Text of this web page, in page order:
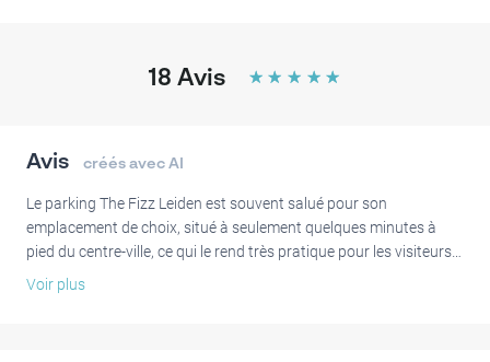
18 Avis ☆ ☆ ☆ ☆ ☆
Avis créés avec AI
Le parking The Fizz Leiden est souvent salué pour son
emplacement de choix, situé à seulement quelques minutes à
pied du centre-ville, ce qui le rend très pratique pour les visiteurs
explorant Leiden. De nombreux utilisateurs apprécient l'accès
Voir plus